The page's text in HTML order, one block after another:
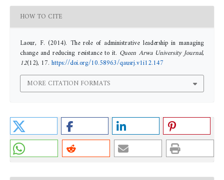
HOW TO CITE
Laour, F. (2014). The role of administrative leadership in managing
change and reducing resistance to it. Queen Arwa University Journal,
12(12), 17. https://doi.org/10.58963/qausrj.v1i12.147
MORE CITATION FORMATS